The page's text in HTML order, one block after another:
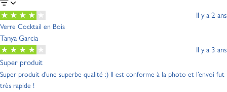
Il y a 2 ans
Verre Cocktail en Bois
Tanya Garcia
Il y a 3 ans
Super produit
Super produit d’une superbe qualité :) Il est conforme à la photo et l’envoi fut
très rapide !